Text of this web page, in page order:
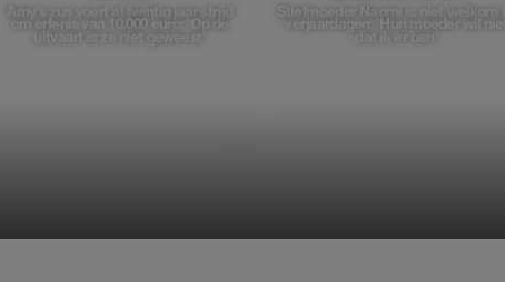
Amy’s zus voert al twintig jaar strijd
om erfenis van 10.000 euro: 'Op de
uitvaart is ze niet geweest'
Stiefmoeder Naomi is niet welkom
verjaardagen: 'Hun moeder wil niet
dat ik er ben'